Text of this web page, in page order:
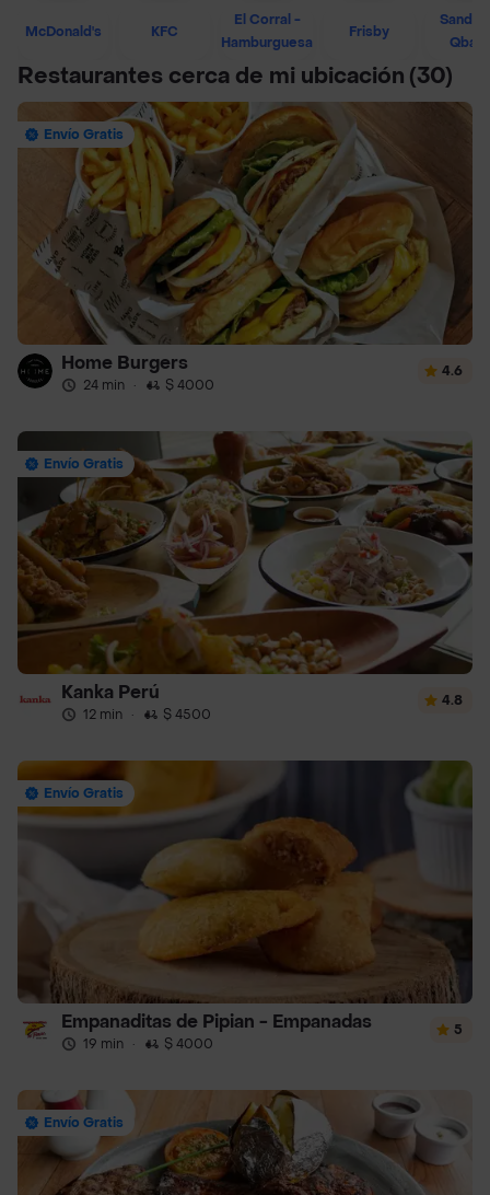
McDonald's KFC
El Corral -
Hamburguesa
Frisby
Restaurantes cerca de mi ubicación (30)
Envío Gratis
Home Burgers
24 min · $ 4000
4.6
Envío Gratis
Kanka Perú
12 min · $ 4500
4.8
Envío Gratis
Empanaditas de Pipian - Empanadas
19 min · $ 4000
5
Envío Gratis